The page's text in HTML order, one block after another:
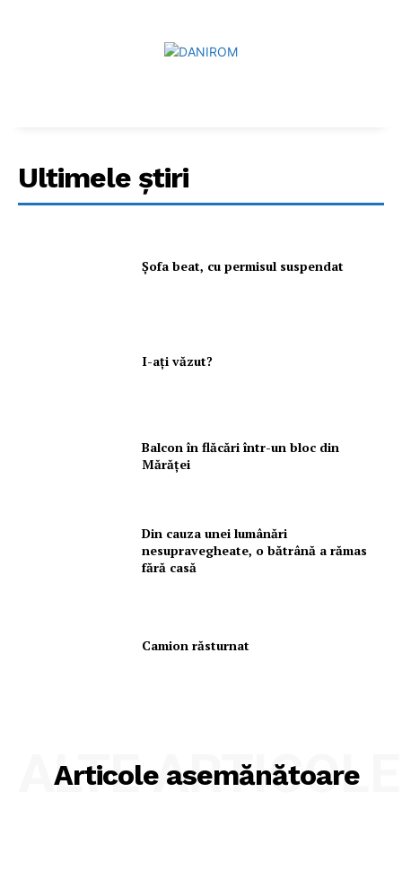
Ultimele ştiri
Şofa beat, cu permisul suspendat
I-aţi văzut?
Balcon în flăcări într-un bloc din
Mărăţei
Din cauza unei lumânări
nesupravegheate, o bătrână a rămas
fără casă
Camion răsturnat
Articole asemănătoare
ALTE ARTICOLE